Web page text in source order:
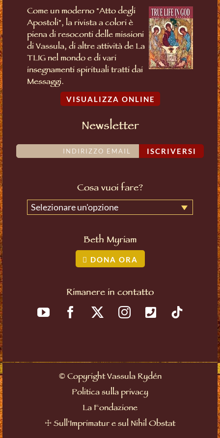
Come un moderno "Atto degli
Apostoli", la rivista a colori è
piena di resoconti delle missioni
di Vassula, di altre attività de La
TLIG nel mondo e di vari
insegnamenti spirituali tratti dai
Messaggi.
VISUALIZZA ONLINE
Newsletter
ISCRIVERSI
Cosa vuoi fare?
Selezionare un'opzione
Beth Myriam
DONA ORA
Rimanere in contatto
©Copyright Vassula Rydén
Politica sulla privacy
La Fondazione
☩ Sull'Imprimatur e sul Nihil Obstat